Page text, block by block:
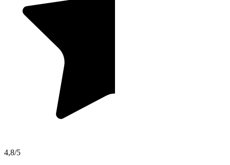
4,8/5